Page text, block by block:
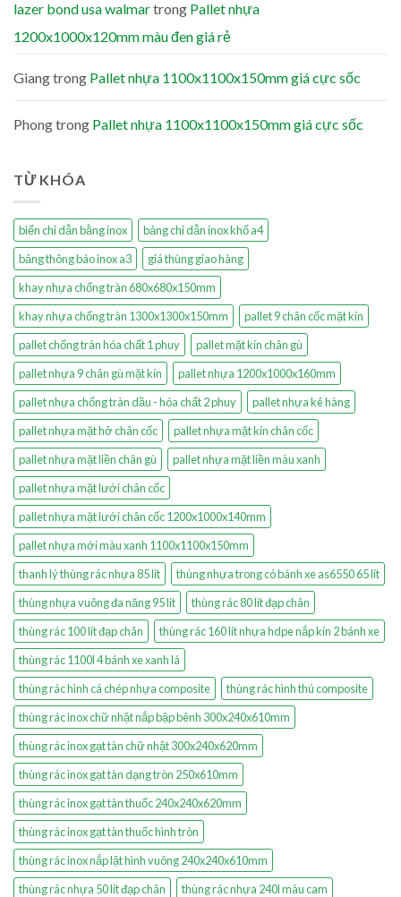
lazer bond usa walmartrong Pallet nhựa
1200x1000x120mm màu đen giá rẻ
Giangtrong Pallet nhựa 1100x1100x150mm giá cực sốc
Phongtrong Pallet nhựa 1100x1100x150mm giá cực sốc
TỪ KHÓA
biển chỉ dẫn bằng inox
bảng chỉ dẫn inox khổ a4
bảng thông báo inox a3
giá thùng giao hàng
khay nhựa chống tràn 680x680x150mm
khay nhựa chống tràn 1300x1300x150mm
pallet 9 chân cốc mặt kín
pallet chống tràn hóa chất 1 phuy
pallet mặt kín chân gù
pallet nhựa 9 chân gù mặt kín
pallet nhựa 1200x1000x160mm
pallet nhựa chống tràn dầu - hóa chất 2 phuy
pallet nhựa kê hàng
pallet nhựa mặt hở chân cốc
pallet nhựa mặt kín chân cốc
pallet nhựa mặt liền chân gù
pallet nhựa mặt liền màu xanh
pallet nhựa mặt lưới chân cốc
pallet nhựa mặt lưới chân cốc 1200x1000x140mm
pallet nhựa mới màu xanh 1100x1100x150mm
thanh lý thùng rác nhựa 85 lít
thùng nhựa trong có bánh xe as6550 65 lít
thùng nhựa vuông đa năng 95 lít
thùng rác 80 lít đạp chân
thùng rác 100 lít đạp chân
thùng rác 160 lít nhựa hdpe nắp kín 2 bánh xe
thùng rác 1100l 4 bánh xe xanh lá
thùng rác hình cá chép nhựa composite
thùng rác hình thú composite
thùng rác inox chữ nhật nắp bập bênh 300x240x610mm
thùng rác inox gạt tàn chữ nhật 300x240x620mm
thùng rác inox gạt tàn dạng tròn 250x610mm
thùng rác inox gạt tàn thuốc 240x240x620mm
thùng rác inox gạt tàn thuốc hình tròn
thùng rác inox nắp lật hình vuông 240x240x610mm
thùng rác nhựa 50 lít đạp chân
thùng rác nhựa 240l màu cam